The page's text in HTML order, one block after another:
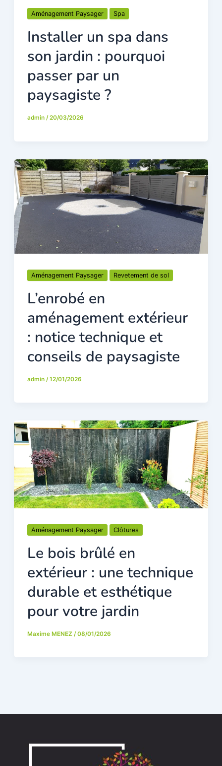
Aménagement Paysager Spa
Installer un spa dans
son jardin : pourquoi
passer par un
paysagiste ?
admin /20/03/2026
Aménagement Paysager Revetement de sol
L’enrobé en
aménagement extérieur
: notice technique et
conseils de paysagiste
admin /12/01/2026
Aménagement Paysager Clôtures
Le bois brûlé en
extérieur : une technique
durable et esthétique
pour votre jardin
Maxime MENEZ /08/01/2026